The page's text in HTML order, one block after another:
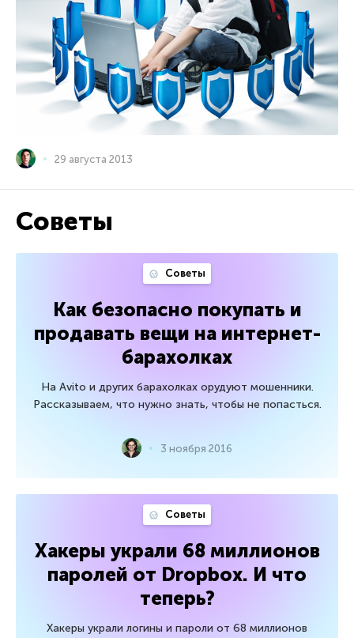
29 августа 2013
Советы
Советы
Как безопасно покупать и
продавать вещи на интернет-
барахолках
На Avito и других барахолках орудуют мошенники.
Рассказываем, что нужно знать, чтобы не попасться.
3 ноября 2016
Советы
Хакеры украли 68 миллионов
паролей от Dropbox. И что
теперь?
Хакеры украли логины и пароли от 68 миллионов